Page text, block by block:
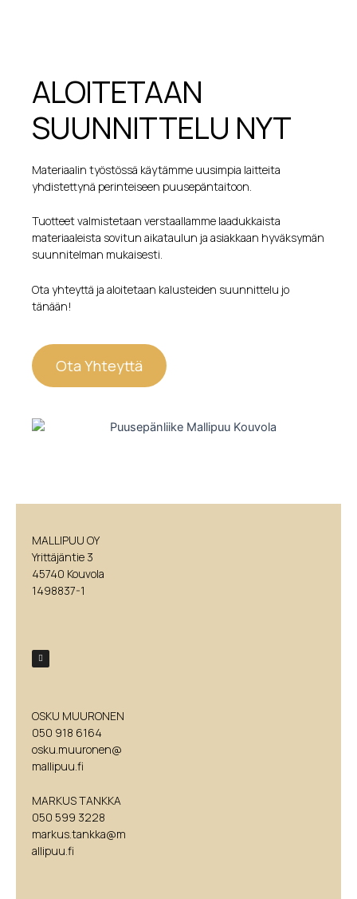
ALOITETAAN
SUUNNITTELU NYT
Materiaalin työstössä käytämme uusimpia laitteita
yhdistettynä perinteiseen puusepäntaitoon.
Tuotteet valmistetaan verstaallamme laadukkaista
materiaaleista sovitun aikataulun ja asiakkaan hyväksymän
suunnitelman mukaisesti.
Ota yhteyttä ja aloitetaan kalusteiden suunnittelu jo
tänään!
Ota Yhteyttä
MALLIPUU OY
Yrittäjäntie 3
45740 Kouvola
1498837-1
OSKU MUURONEN
050 918 6164
osku.muuronen@
mallipuu.fi
MARKUS TANKKA
050 599 3228
markus.tankka@m
allipuu.fi